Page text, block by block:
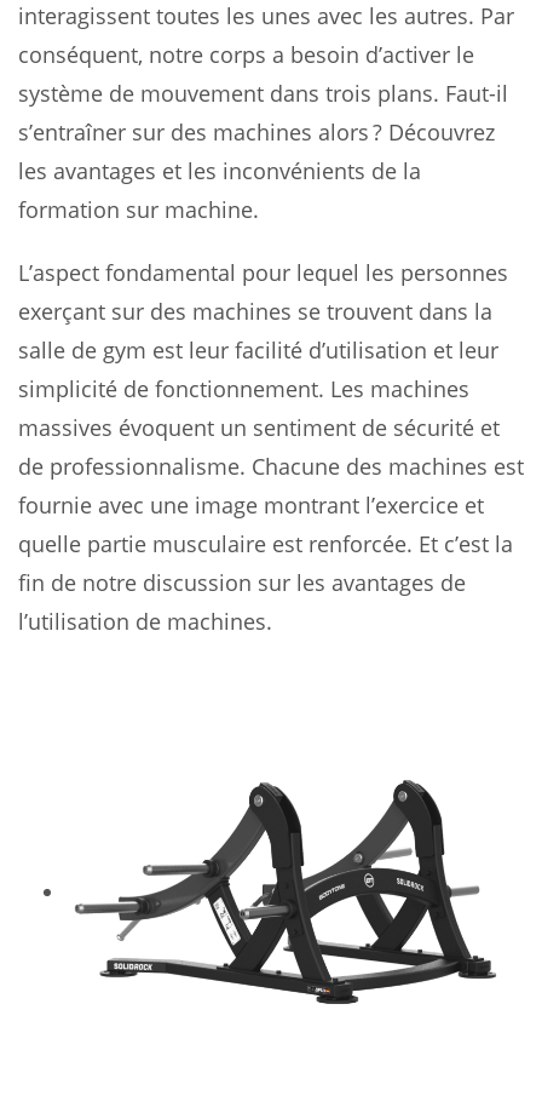
interagissent toutes les unes avec les autres. Par
conséquent, notre corps a besoin d’activer le
système de mouvement dans trois plans. Faut-il
s’entraîner sur des machines alors ? Découvrez
les avantages et les inconvénients de la
formation sur machine.
L’aspect fondamental pour lequel les personnes
exerçant sur des machines se trouvent dans la
salle de gym est leur facilité d’utilisation et leur
simplicité de fonctionnement. Les machines
massives évoquent un sentiment de sécurité et
de professionnalisme. Chacune des machines est
fournie avec une image montrant l’exercice et
quelle partie musculaire est renforcée. Et c’est la
fin de notre discussion sur les avantages de
l’utilisation de machines.